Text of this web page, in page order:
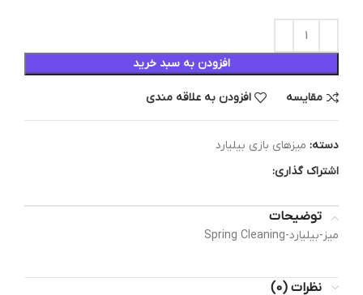
افزودن به سبد خرید
مقایسه افزودن به علاقه مندی
دسته: میزهای بازی بیلیارد
اشتراک گذاری:
توضیحات
میز-بیلیارد-Spring Cleaning
نظرات (0)